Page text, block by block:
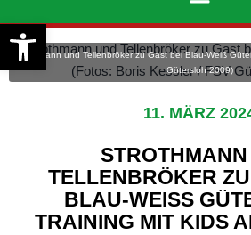
Strothmann und Tellenbröker zu Gast bei Blau-Weiß
Gütersloh 2009)
11. MÄRZ
TELLENBRÖKER
BLAU-WEISS
RAINING MIT KIDS
Werkzeugleiste